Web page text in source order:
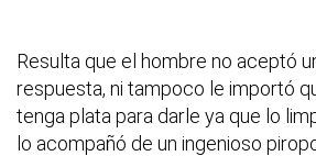
Resulta que el hombre no aceptó
respuesta, ni tampoco le importó
tenga plata para darle ya que lo
lo acompañó de un ingenioso